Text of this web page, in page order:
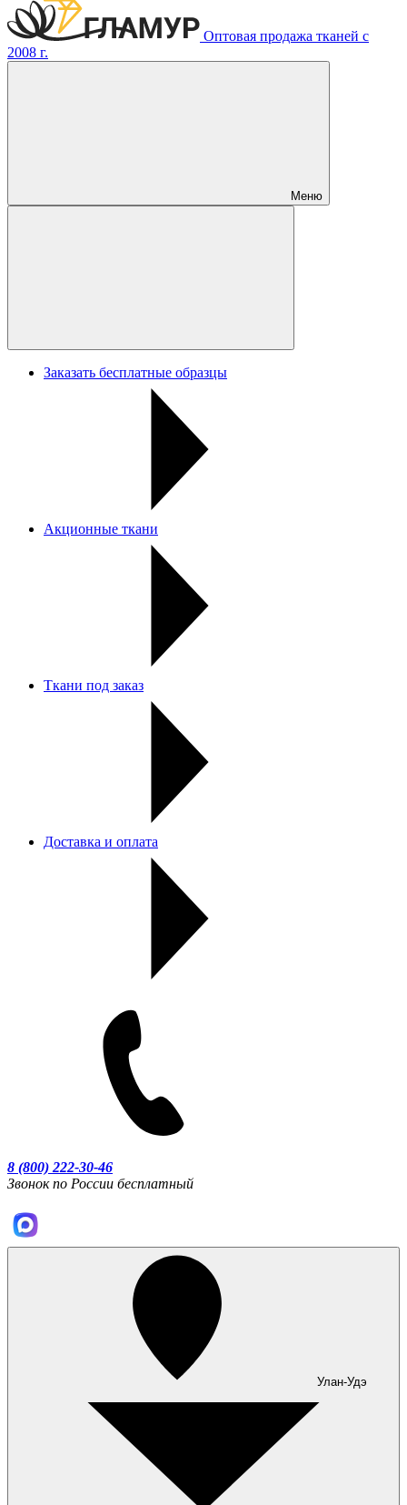
Оптовая продажа тканей с
2008 г.
Меню
Заказать бесплатные образцы
Акционные ткани
Ткани под заказ
Доставка и оплата
8 (800) 222-30-46
Звонок по России бесплатный
Улан-Удэ